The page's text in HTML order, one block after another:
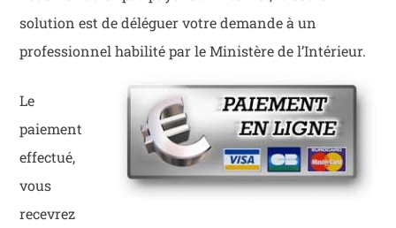
solution est de déléguer votre demande à un
professionnel habilité par le Ministère de l’Intérieur.
Le
paiement
effectué,
vous
recevrez